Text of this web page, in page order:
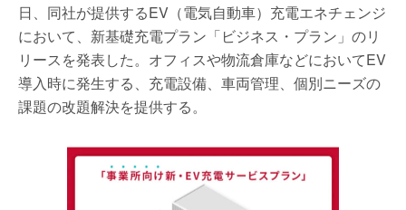
日、同社が提供するEV（電気自動車）充電エネチェンジ
において、新基礎充電プラン「ビジネス・プラン」のリ
リースを発表した。オフィスや物流倉庫などにおいてEV
導入時に発生する、充電設備、車両管理、個別ニーズの
課題の改題解決を提供する。